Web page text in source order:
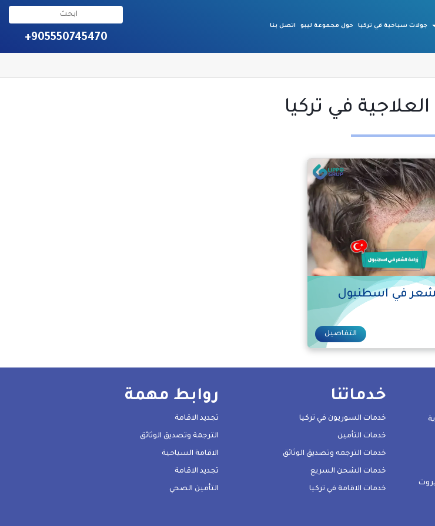
جولات سياحية في تركيا حول مجموعة ليبو اتصل بنا
+905550745470
في تركيا
في اسطنبول
التفاصيل
خدماتنا
خدمات السوريون في تركيا
خدمات التأمين
خدمات الترجمه وتصديق الوثائق
خدمات الشحن السريع
خدمات الاقامة في تركيا
روابط مهمة
تجديد الاقامة
الترجمة وتصديق الوثائق
الاقامة السياحية
تجديد الاقامة
التأمين الصحي